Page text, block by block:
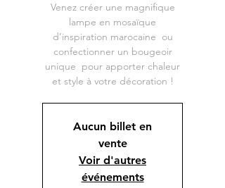
Venez créer une magnifique
lampe en mosaïque
d’inspiration marocaine ou
confectionner un bougeoir
unique pour apporter chaleur
et style à votre décoration !
Aucun billet en
vente
Voir d'autres
événements